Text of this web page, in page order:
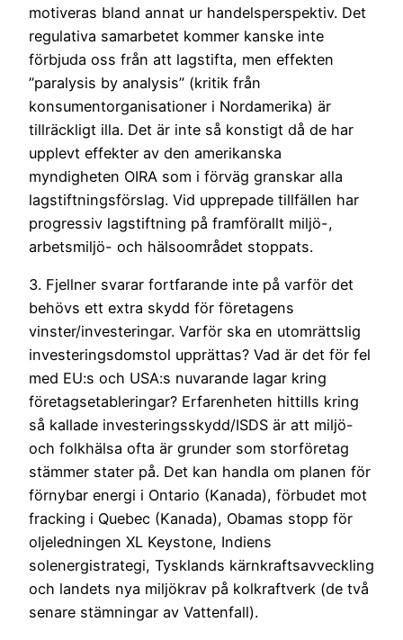
motiveras bland annat ur handelsperspektiv. Det
regulativa samarbetet kommer kanske inte
förbjuda oss från att lagstifta, men effekten
”paralysis by analysis” (kritik från
konsumentorganisationer i Nordamerika) är
tillräckligt illa. Det är inte så konstigt då de har
upplevt effekter av den amerikanska
myndigheten OIRA som i förväg granskar alla
lagstiftningsförslag. Vid upprepade tillfällen har
progressiv lagstiftning på framförallt miljö-,
arbetsmiljö- och hälsoområdet stoppats.
3. Fjellner svarar fortfarande inte på varför det
behövs ett extra skydd för företagens
vinster/investeringar. Varför ska en utomrättslig
investeringsdomstol upprättas? Vad är det för fel
med EU:s och USA:s nuvarande lagar kring
företagsetableringar? Erfarenheten hittills kring
så kallade investeringsskydd/ISDS är att miljö-
och folkhälsa ofta är grunder som storföretag
stämmer stater på. Det kan handla om planen för
förnybar energi i Ontario (Kanada), förbudet mot
fracking i Quebec (Kanada), Obamas stopp för
oljeledningen XL Keystone, Indiens
solenergistrategi, Tysklands kärnkraftsavveckling
och landets nya miljökrav på kolkraftverk (de två
senare stämningar av Vattenfall).